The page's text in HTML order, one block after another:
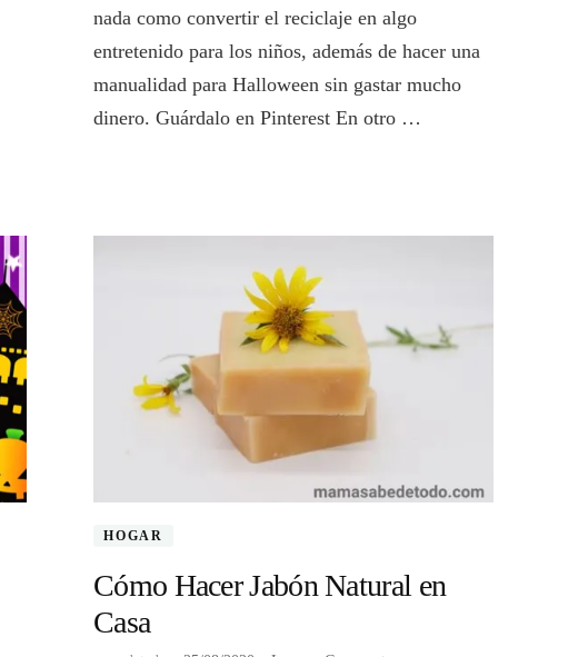
de
Leche
nada como convertir el reciclaje en algo
entretenido para los niños, además de hacer una
manualidad para Halloween sin gastar mucho
dinero. Guárdalo en Pinterest En otro …
HOGAR
Cómo Hacer Jabón Natural en
Casa